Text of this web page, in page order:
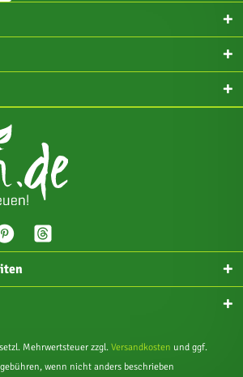
Mehrwertsteuer zzgl. Versandkosten und ggf.
wenn nicht anders beschrieben